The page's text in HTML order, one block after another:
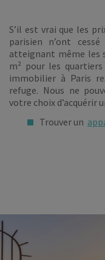
S’il est vrai que les
parisien n’ont
atteignant même les
m² pour les
immobilier à Paris
refuge. Nous ne
votre choix d’acquérir
Trouver un